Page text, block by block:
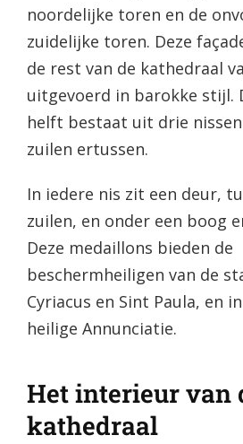
noordelijke toren en de
zuidelijke toren. Deze
de rest van de kathedraal
uitgevoerd in barokke stijl.
helft bestaat uit drie
zuilen ertussen.
In iedere nis zit een deur,
zuilen, en onder een boog
Deze medaillons bieden de
beschermheiligen van de
Cyriacus en Sint Paula, en
heilige Annunciatie.
Het interieur van
kathedraal